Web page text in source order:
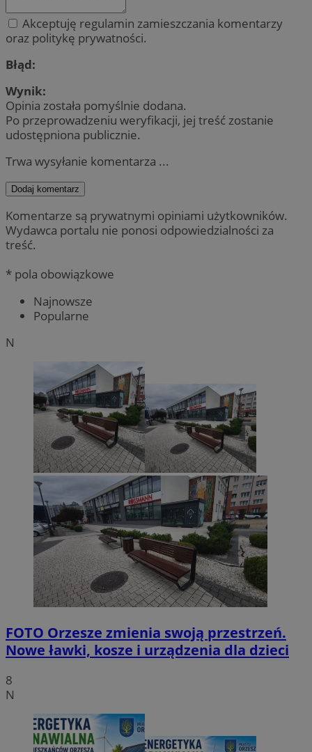
Akceptuję regulamin zamieszczania komentarzy
oraz politykę prywatności.
Błąd:
Wynik:
Opinia została pomyślnie dodana.
Po przeprowadzeniu weryfikacji, jej treść zostanie
udostępniona publicznie.
Trwa wysyłanie komentarza ...
Dodaj komentarz
Komentarze są prywatnymi opiniami użytkowników.
Wydawca portalu nie ponosi odpowiedzialności za
treść.
* pola obowiązkowe
Najnowsze
Popularne
N
FOTO Orzesze zmienia swoją przestrzeń.
Nowe ławki, kosze i urządzenia dla dzieci
8
N